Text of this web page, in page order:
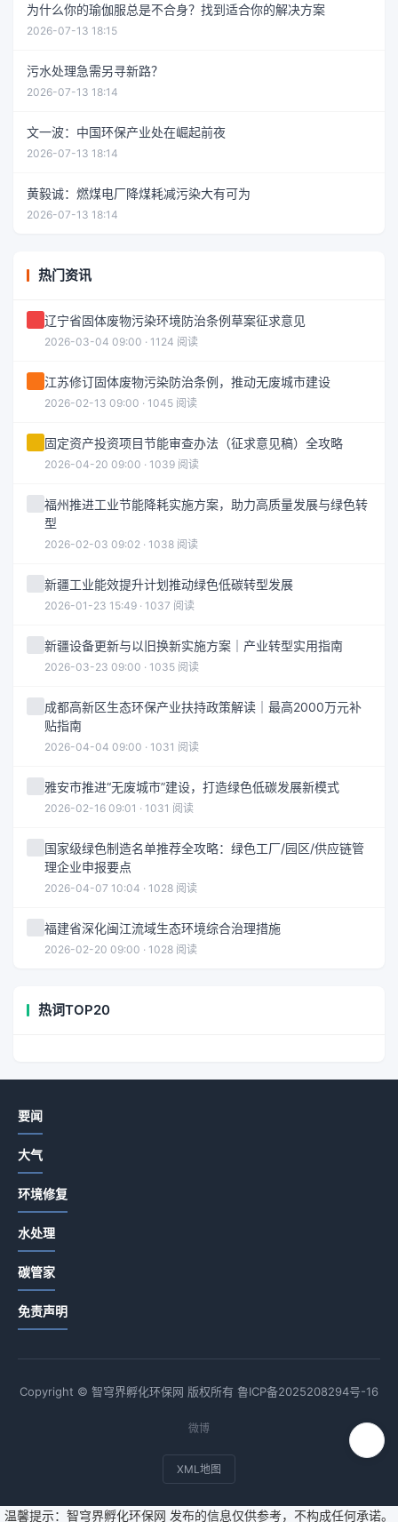
为什么你的瑜伽服总是不合身？找到适合你的解决方案
2026-07-13 18:15
污水处理急需另寻新路？
2026-07-13 18:14
文一波：中国环保产业处在崛起前夜
2026-07-13 18:14
黄毅诚：燃煤电厂降煤耗减污染大有可为
2026-07-13 18:14
热门资讯
辽宁省固体废物污染环境防治条例草案征求意见
2026-03-04 09:00 · 1124 阅读
江苏修订固体废物污染防治条例，推动无废城市建设
2026-02-13 09:00 · 1045 阅读
固定资产投资项目节能审查办法（征求意见稿）全攻略
2026-04-20 09:00 · 1039 阅读
福州推进工业节能降耗实施方案，助力高质量发展与绿色转
型
2026-02-03 09:02 · 1038 阅读
新疆工业能效提升计划推动绿色低碳转型发展
2026-01-23 15:49 · 1037 阅读
新疆设备更新与以旧换新实施方案｜产业转型实用指南
2026-03-23 09:00 · 1035 阅读
成都高新区生态环保产业扶持政策解读｜最高2000万元补
贴指南
2026-04-04 09:00 · 1031 阅读
雅安市推进“无废城市”建设，打造绿色低碳发展新模式
2026-02-16 09:01 · 1031 阅读
国家级绿色制造名单推荐全攻略：绿色工厂/园区/供应链管
理企业申报要点
2026-04-07 10:04 · 1028 阅读
福建省深化闽江流域生态环境综合治理措施
2026-02-20 09:00 · 1028 阅读
热词TOP20
要闻
大气
环境修复
水处理
碳管家
免责声明
Copyright © 智穹界孵化环保网 版权所有 鲁ICP备2025208294号-16
微博
XML地图
温馨提示：智穹界孵化环保网 发布的信息仅供参考，不构成任何承诺。